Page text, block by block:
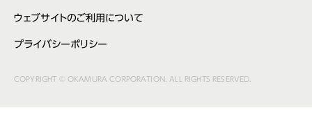
ウェブサイトのご利用について
プライバシーポリシー
COPYRIGHT © OKAMURA CORPORATION. ALL RIGHTS RESERVED.